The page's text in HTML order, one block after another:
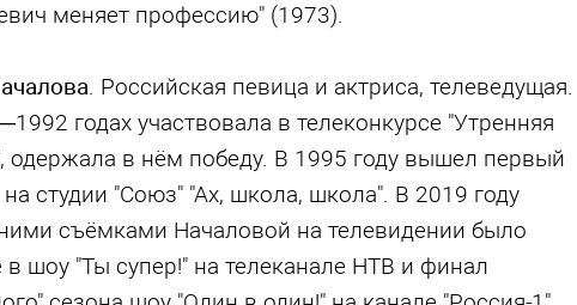
меняет профессию" (1973).
. Российская певица и актриса, телеведущая.
годах участвовала в телеконкурсе "Утренняя
одержала в нём победу. В 1995 году вышел первый
студии "Союз" "Ах, школа, школа". В 2019 году
съёмками Началовой на телевидении было
в шоу "Ты супер!" на телеканале НТВ и финал